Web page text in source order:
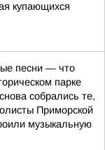
купающихся
песни — что
парке
собрались те,
Приморской
музыкальную